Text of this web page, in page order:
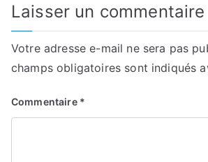
Laisser un commentaire
Votre adresse e-mail ne sera pas
champs obligatoires sont indiqués
Commentaire *